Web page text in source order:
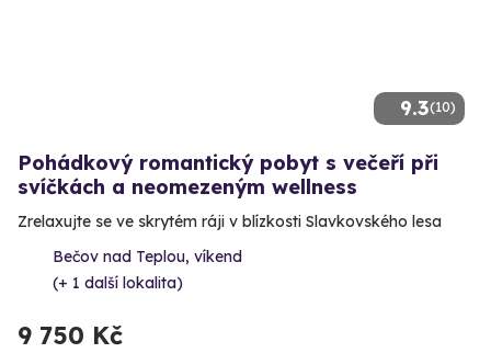
9.3(10)
Pohádkový romantický pobyt s večeří při
svíčkách a neomezeným wellness
Zrelaxujte se ve skrytém ráji v blízkosti Slavkovského lesa
Bečov nad Teplou, víkend
(+ 1 další lokalita)
9 750 Kč